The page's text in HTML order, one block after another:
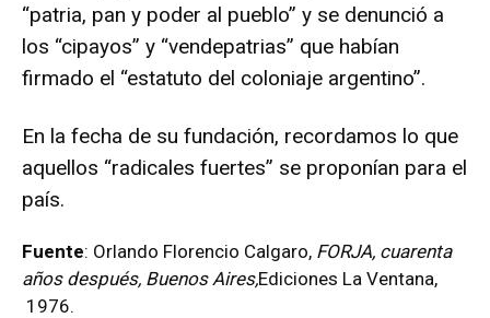
“patria, pan y poder al pueblo” y se denunció a
los “cipayos” y “vendepatrias” que habían
firmado el “estatuto del coloniaje argentino”.
En la fecha de su fundación, recordamos lo que
aquellos “radicales fuertes” se proponían para el
país.
Fuente: Orlando Florencio Calgaro, FORJA, cuarenta
años después, Buenos Aires,Ediciones La Ventana,
1976.